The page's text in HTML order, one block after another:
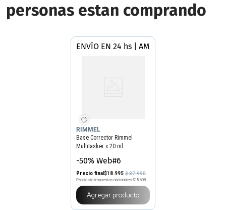
personas estan comprando
ENVÍO EN 24 hs | AMBA
RIMMEL
Base Corrector Rimmel
Multitasker x 20 ml
-50% Web#6
Precio final$18.995 $37.990
Precio sin impuestos nacionales $15.698
Agregar producto